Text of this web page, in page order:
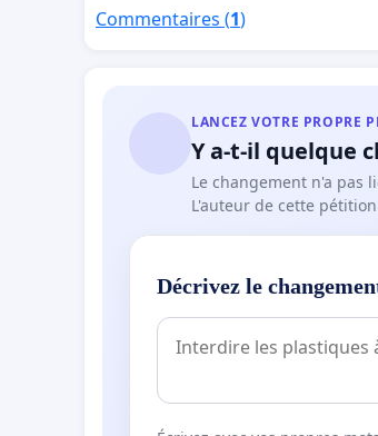
Commentaires (1)
LANCEZ VOTRE PROPRE
Y a-t-il quelque
Le changement n'a pas
L'auteur de cette
Décrivez le